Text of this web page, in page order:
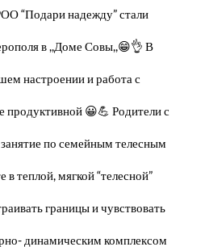
“Подари надежду” стали
в ,,Доме Совы,,😁👌 В
настроении и работа с
продуктивной 😀💪 Родители с
по семейным телесным
в теплой, мягкой “телесной”
границы и чувствовать
динамическим комплексом